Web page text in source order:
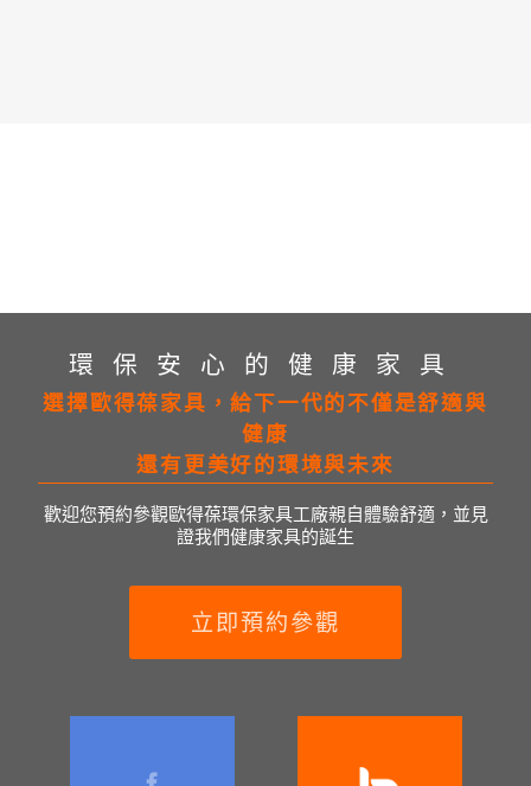
環保安心的健康家具
選擇歐得葆家具，給下一代的不僅是舒適與
健康
還有更美好的環境與未來
歡迎您預約參觀歐得葆環保家具工廠親自體驗舒適，並見
證我們健康家具的誕生
立即預約參觀